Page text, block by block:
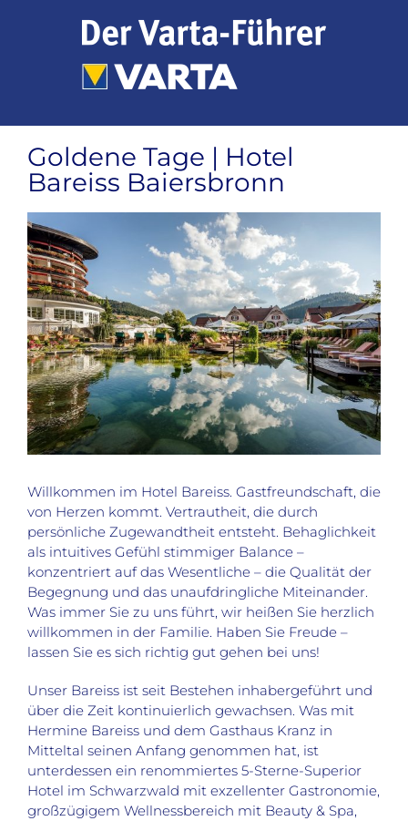
Goldene Tage | Hotel
Bareiss Baiersbronn
Zeige
grösseres
Bild
Willkommen im Hotel Bareiss. Gastfreundschaft, die
von Herzen kommt. Vertrautheit, die durch
persönliche Zugewandtheit entsteht. Behaglichkeit
als intuitives Gefühl stimmiger Balance –
konzentriert auf das Wesentliche – die Qualität der
Begegnung und das unaufdringliche Miteinander.
Was immer Sie zu uns führt, wir heißen Sie herzlich
willkommen in der Familie. Haben Sie Freude –
lassen Sie es sich richtig gut gehen bei uns!
Unser Bareiss ist seit Bestehen inhabergeführt und
über die Zeit kontinuierlich gewachsen. Was mit
Hermine Bareiss und dem Gasthaus Kranz in
Mitteltal seinen Anfang genommen hat, ist
unterdessen ein renommiertes 5-Sterne-Superior
Hotel im Schwarzwald mit exzellenter Gastronomie,
großzügigem Wellnessbereich mit Beauty & Spa,